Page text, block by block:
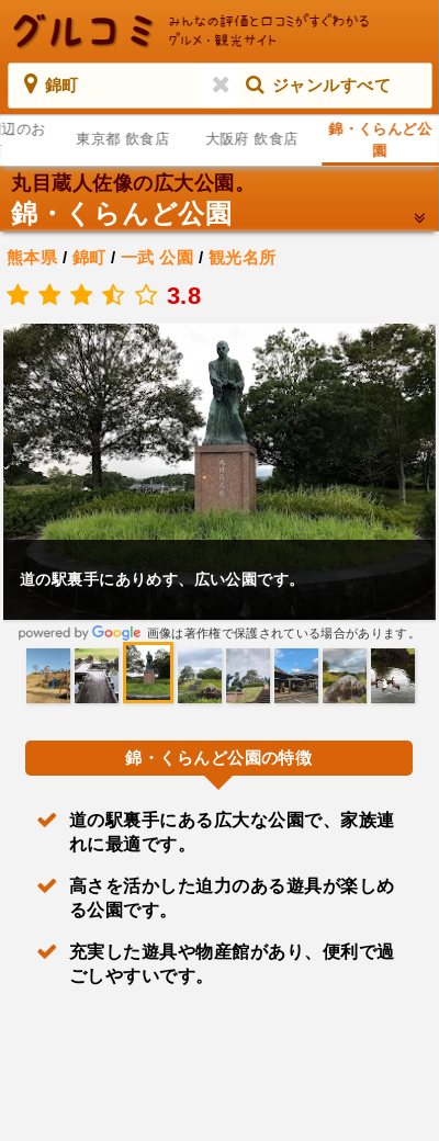
錦町 ジャンルすべて
のお
東京都 飲食店 大阪府 飲食店
錦・くらんど公
園
丸目蔵人佐像の広大公園。
錦・くらんど公園
熊本県 / 錦町/ 一武 公園 / 観光名所
3.8
道の駅裏手にありめす、広い公園です。
画像は著作権で保護されている場合があります。
錦・くらんど公園の特徴
道の駅裏手にある広大な公園で、家族連
れに最適です。
高さを活かした迫力のある遊具が楽しめ
る公園です。
充実した遊具や物産館があり、便利で過
ごしやすいです。